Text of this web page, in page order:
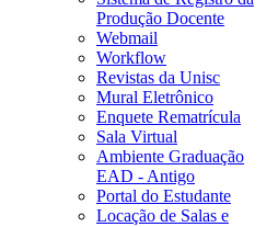
Produção Docente
Webmail
Workflow
Revistas da Unisc
Mural Eletrônico
Enquete Rematrícula
Sala Virtual
Ambiente Graduação
EAD - Antigo
Portal do Estudante
Locação de Salas e